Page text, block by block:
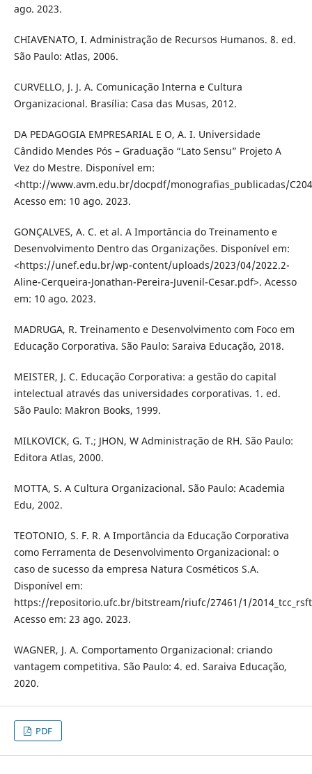
ago. 2023.
CHIAVENATO, I. Administração de Recursos Humanos. 8. ed.
São Paulo: Atlas, 2006.
CURVELLO, J. J. A. Comunicação Interna e Cultura
Organizacional. Brasília: Casa das Musas, 2012.
DA PEDAGOGIA EMPRESARIAL E O, A. I. Universidade
Cândido Mendes Pós – Graduação “Lato Sensu” Projeto A
Vez do Mestre. Disponível em:
<http://www.avm.edu.br/docpdf/monografias_publicadas/
Acesso em: 10 ago. 2023.
GONÇALVES, A. C. et al. A Importância do Treinamento e
Desenvolvimento Dentro das Organizações. Disponível em:
<https://unef.edu.br/wp-content/uploads/2023/04/2022.2-
Aline-Cerqueira-Jonathan-Pereira-Juvenil-Cesar.pdf>. Acesso
em: 10 ago. 2023.
MADRUGA, R. Treinamento e Desenvolvimento com Foco em
Educação Corporativa. São Paulo: Saraiva Educação, 2018.
MEISTER, J. C. Educação Corporativa: a gestão do capital
intelectual através das universidades corporativas. 1. ed.
São Paulo: Makron Books, 1999.
MILKOVICK, G. T.; JHON, W Administração de RH. São Paulo:
Editora Atlas, 2000.
MOTTA, S. A Cultura Organizacional. São Paulo: Academia
Edu, 2002.
TEOTONIO, S. F. R. A Importância da Educação Corporativa
como Ferramenta de Desenvolvimento Organizacional: o
caso de sucesso da empresa Natura Cosméticos S.A.
Disponível em:
https://repositorio.ufc.br/bitstream/riufc/27461/1/
Acesso em: 23 ago. 2023.
WAGNER, J. A. Comportamento Organizacional: criando
vantagem competitiva. São Paulo: 4. ed. Saraiva Educação,
2020.
PDF